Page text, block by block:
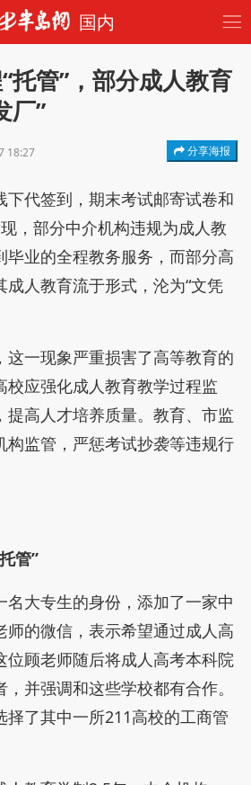
国内
托管”，部分成人教育
厂”
18:27 分享海报
下代签到，期末考试邮寄试卷和
，部分中介机构违规为成人教
毕业的全程教务服务，而部分高
人教育流于形式，沦为“文凭
这一现象严重损害了高等教育的
校应强化成人教育教学过程监
提高人才培养质量。教育、市监
构监管，严惩考试抄袭等违规行
管”
名大专生的身份，添加了一家中
师的微信，表示希望通过成人高
位顾老师随后将成人高考本科院
并强调和这些学校都有合作。
择了其中一所211高校的工商管